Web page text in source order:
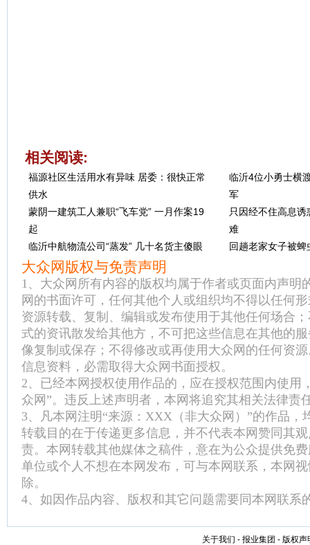
相关阅读:
福源社区生活用水有异味 居委：很快正常
供水
临沂4位小勇士横
军
蒙阴一建筑工人兼职“飞车党” 一月作案19
起
只因经不住高息
难
临沂中航物流公司“蒸发” 几十名货主傻眼
回趟老家女子被
大众网版权与免责声明
1、大众网所有内容的版权均属于作者或页面内声明
网的书面许可，任何其他个人或组织均不得以任何
资源转载、复制、编辑或发布使用于其他任何场合
式的资讯散发给其他方，不可把这些信息在其他的
像复制或保存；不得修改或再使用大众网的任何资
信息资料，必需取得大众网书面授权。
2、已经本网授权使用作品的，应在授权范围内使用
众网”。违反上述声明者，本网将追究其相关法律责
3、凡本网注明“来源：XXX（非大众网）”的作品，
转载目的在于传递更多信息，并不代表本网赞同其
责。本网转载其他媒体之稿件，意在为公众提供免
单位或个人不想在本网发布，可与本网联系，本网
除。
4、如因作品内容、版权和其它问题需要同本网联系
关于我们 - 报业集团 - 版权声